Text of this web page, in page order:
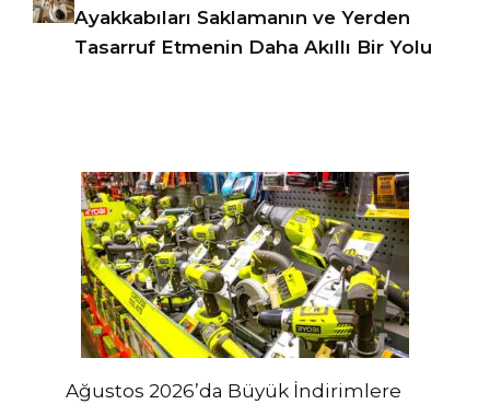
Ayakkabıları Saklamanın ve Yerden
Tasarruf Etmenin Daha Akıllı Bir Yolu
Ağustos 2026’da Büyük İndirimlere